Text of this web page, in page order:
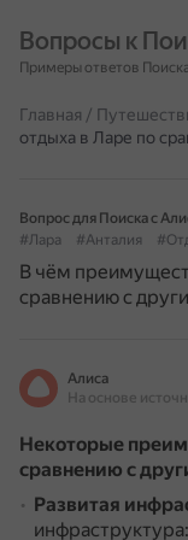
Вопросы к
Примеры ответов
Главная /
отдыха в Ларе по
Вопрос для Поиска с
#Лара
#Анталия
В чём
сравнению с
Алиса
Некоторые
сравнению с
Развитая